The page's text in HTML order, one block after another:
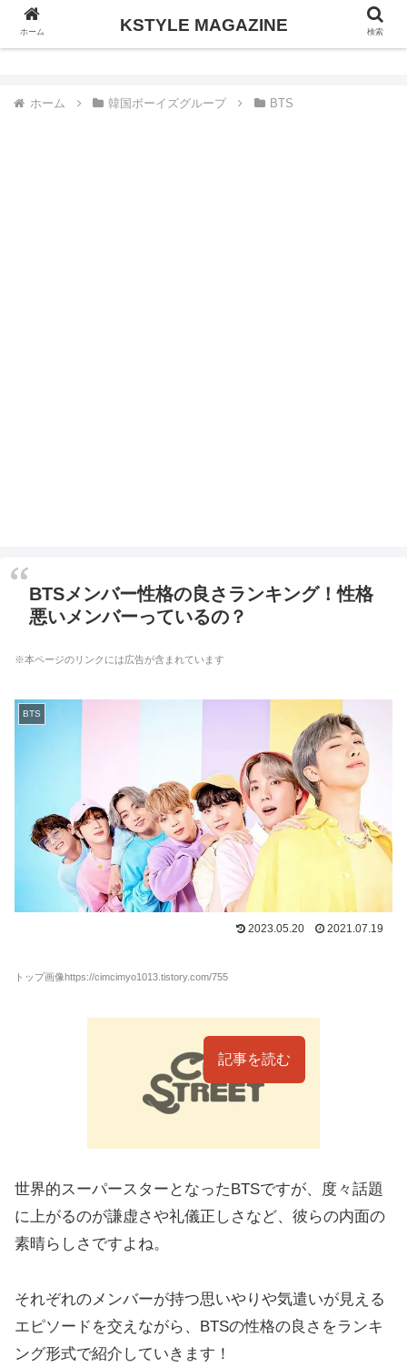
KSTYLE MAGAZINE
ホーム 韓国ボーイズグループ BTS
BTSメンバー性格の良さランキング！性格
悪いメンバーっているの？
※本ページのリンクには広告が含まれています
BTS
2023.05.20 2021.07.19
トップ画像https://cimcimyo1013.tistory.com/755
記事を読む
世界的スーパースターとなったBTSですが、度々話題
に上がるのが謙虚さや礼儀正しさなど、彼らの内面の
素晴らしさですよね。
それぞれのメンバーが持つ思いやりや気遣いが見える
エピソードを交えながら、BTSの性格の良さをランキ
ング形式で紹介していきます！
ホーム KSTYLE MAGAZINE 検索